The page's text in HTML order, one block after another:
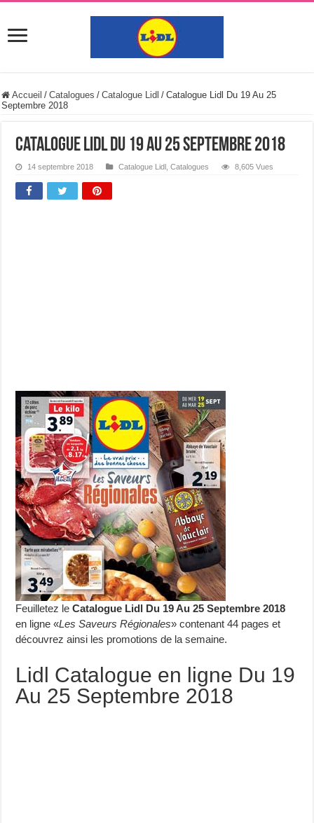
Accueil / Catalogues / Catalogue Lidl / Catalogue Lidl Du 19 Au 25
Septembre 2018
Catalogue Lidl Du 19 Au 25 Septembre 2018
14 septembre 2018 Catalogue Lidl ,Catalogues 8,605 Vues
Feuilletez leCatalogue Lidl Du 19 Au 25 Septembre 2018
en ligne «Les Saveurs Régionales» contenant 44 pages et
découvrez ainsi les promotions de la semaine.
Lidl Catalogue en ligne Du 19
Au 25 Septembre 2018